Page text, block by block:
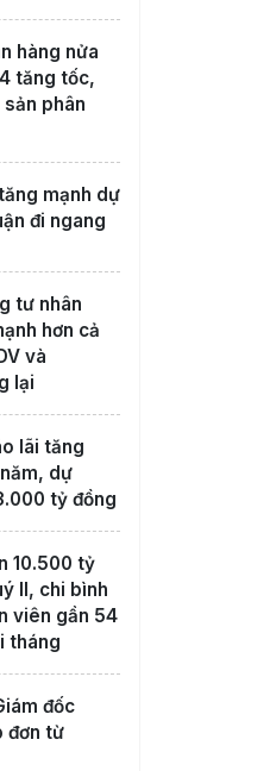
hàng nửa
tăng tốc,
phân
mạnh dự
đi ngang
tư nhân
hơn cả
và
lại
lãi tăng
dự
tỷ đồng
10.500 tỷ
II, chi bình
viên gần 54
tháng
đốc
đơn từ